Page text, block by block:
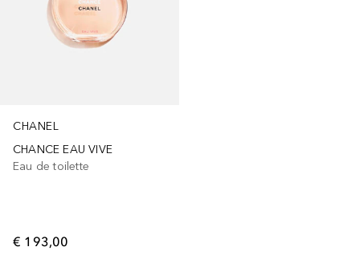
CHANEL
CHANCE EAU VIVE
Eau de toilette
€ 193,00